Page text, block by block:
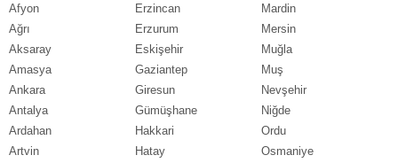
Afyon
Ağrı
Aksaray
Amasya
Ankara
Antalya
Ardahan
Artvin
Erzincan
Erzurum
Eskişehir
Gaziantep
Giresun
Gümüşhane
Hakkari
Hatay
Mardin
Mersin
Muğla
Muş
Nevşehir
Niğde
Ordu
Osmaniye